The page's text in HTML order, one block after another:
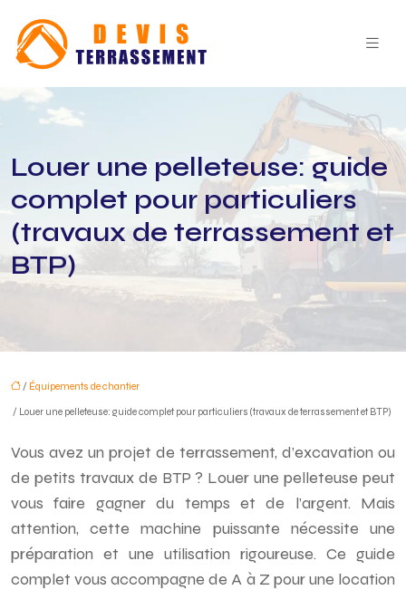
Louer une pelleteuse: guide
complet pour particuliers
(travaux de terrassement et
BTP)
/ Équipements de chantier
/ Louer une pelleteuse: guide complet pour particuliers (travaux de terrassement et BTP)
Vous avez un projet de terrassement, d’excavation ou
de petits travaux de BTP ? Louer une pelleteuse peut
vous faire gagner du temps et de l’argent. Mais
attention, cette machine puissante nécessite une
préparation et une utilisation rigoureuse. Ce guide
complet vous accompagne de A à Z pour une location